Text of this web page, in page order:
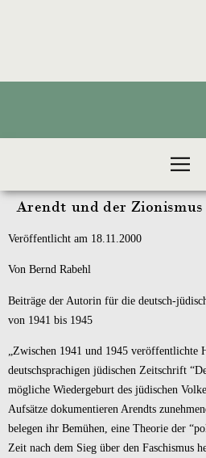
Arendt und der Zionismus
Veröffentlicht am 18.11.2000
Von Bernd Rabehl
Beiträge der Autorin für die deutsch-
von 1941 bis 1945
„Zwischen 1941 und 1945 veröffentlichte
deutschsprachigen jüdischen Zeitschrift
mögliche Wiedergeburt des jüdischen
Aufsätze dokumentieren Arendts
belegen ihr Bemühen, eine Theorie der
Zeit nach dem Sieg über den Faschismus